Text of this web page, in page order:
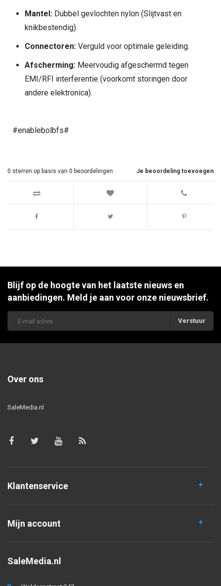
Mantel: Dubbel gevlochten nylon (Slijtvast en
knikbestendig).
Connectoren: Verguld voor optimale geleiding.
Afscherming: Meervoudig afgeschermd tegen
EMI/RFI interferentie (voorkomt storingen door
andere elektronica).
#enablebolbfs#
Je beoordeling toevoegen
0 sterren op basis van 0 beoordelingen
Blijf op de hoogte van het laatste nieuws en
aanbiedingen. Meld je aan voor onze nieuwsbrief.
Verstuur
Over ons
SaleMedia.nl
Klantenservice
Mijn account
SaleMedia.nl